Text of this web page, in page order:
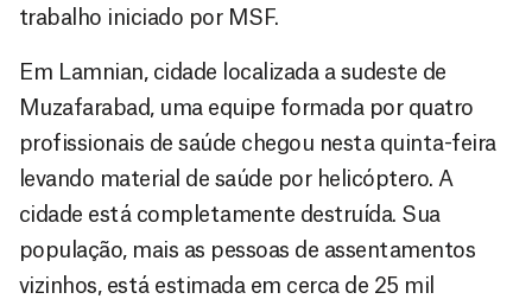
trabalho iniciado por MSF.
Em Lamnian, cidade localizada a sudeste de
Muzafarabad, uma equipe formada por quatro
profissionais de saúde chegou nesta quinta-feira
levando material de saúde por helicóptero. A
cidade está completamente destruída. Sua
população, mais as pessoas de assentamentos
vizinhos, está estimada em cerca de 25 mil